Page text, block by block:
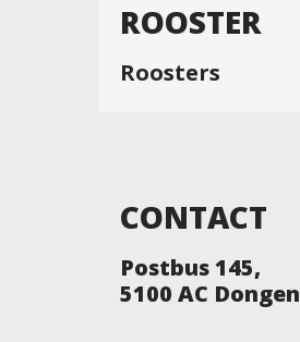
ROOSTER
Roosters
CONTACT
Postbus 145,
5100 AC Dongen